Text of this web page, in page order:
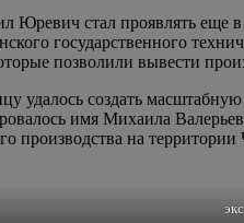
стал проявлять еще в
государственного
позволили вывести
удалось создать
имя Михаила
на территории